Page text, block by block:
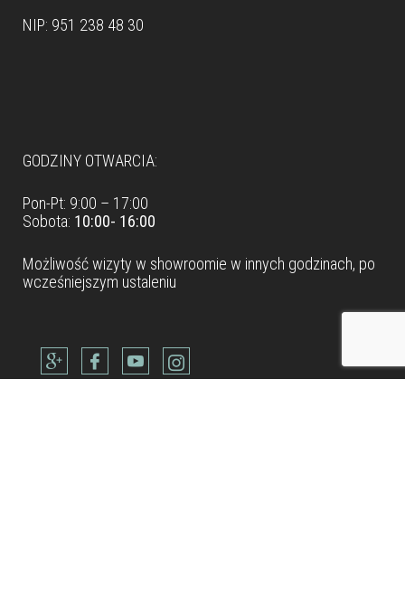
NIP: 951 238 48 30
GODZINY OTWARCIA:
Pon-Pt: 9:00 – 17:00
Sobota: 10:00- 16:00
Możliwość wizyty w showroomie w innych godzinach, po
wcześniejszym ustaleniu